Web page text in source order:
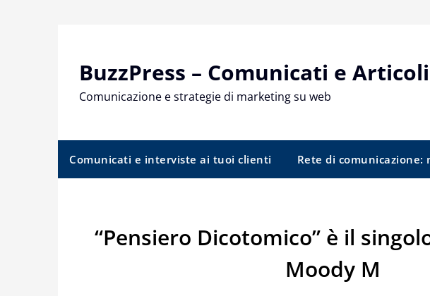
BuzzPress – Comunicati e Articoli
Comunicazione e strategie di marketing su web
Comunicati e interviste ai tuoi clienti Rete di
“Pensiero Dicotomico” è il
Moody M